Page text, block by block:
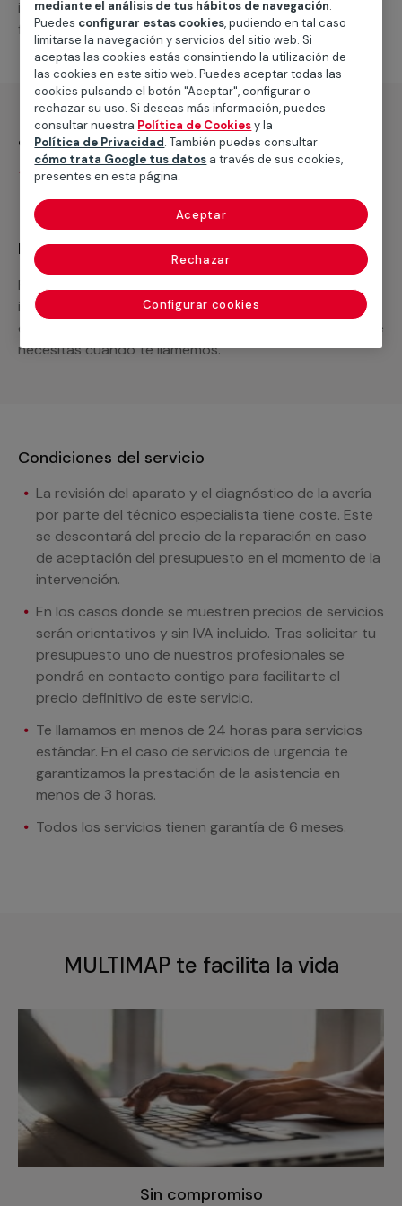
intervenciones a realizar, o la mano de obra que hará
falta para completar tu proyecto.
¿Qué incluye?
Desplazamiento
Recuerda que en MULTIMAP
Podemos ofrecer cualquier servicio a medida
incluyendo todo lo que necesites: materiales,
equipamientos, electrodomésticos, etc. Cuéntanos que
necesitas cuando te llamemos.
Condiciones del servicio
La revisión del aparato y el diagnóstico de la avería
por parte del técnico especialista tiene coste. Este
se descontará del precio de la reparación en caso
de aceptación del presupuesto en el momento de la
intervención.
En los casos donde se muestren precios de servicios
serán orientativos y sin IVA incluido. Tras solicitar tu
presupuesto uno de nuestros profesionales se
pondrá en contacto contigo para facilitarte el
precio definitivo de este servicio.
Te llamamos en menos de 24 horas para servicios
estándar. En el caso de servicios de urgencia te
garantizamos la prestación de la asistencia en
menos de 3 horas.
Todos los servicios tienen garantía de 6 meses.
MULTIMAP te facilita la vida
Sin compromiso
mediante el análisis de tus hábitos de navegación.
Puedes configurar estas cookies, pudiendo en tal caso
limitarse la navegación y servicios del sitio web. Si
aceptas las cookies estás consintiendo la utilización de
las cookies en este sitio web. Puedes aceptar todas las
cookies pulsando el botón "Aceptar", configurar o
rechazar su uso. Si deseas más información, puedes
consultar nuestra Política de Cookiesy la
Política de Privacidad. También puedes consultar
cómo trata Google tus datos a través de sus cookies,
presentes en esta página.
Configurar cookies
Rechazar
Aceptar